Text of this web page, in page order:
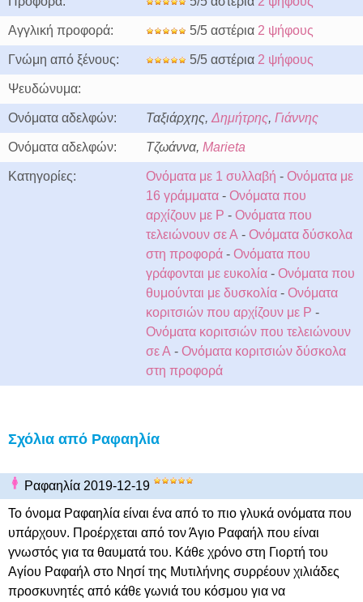
Αγγλική προφορά: 5/5 αστέρια 2 ψήφους
Γνώμη από ξένους: 5/5 αστέρια 2 ψήφους
Ψευδώνυμα:
Ονόματα αδελφών: Ταξιάρχης, Δημήτρης, Γιάννης
Ονόματα αδελφών: Τζωάννα, Marieta
Κατηγορίες: Ονόματα με 1 συλλαβή - Ονόματα με
16 γράμματα - Ονόματα που
αρχίζουν με Ρ - Ονόματα που
τελειώνουν σε Α - Ονόματα δύσκολα
στη προφορά - Ονόματα που
γράφονται με ευκολία - Ονόματα που
θυμούνται με δυσκολία - Ονόματα
κοριτσιών που αρχίζουν με Ρ -
Ονόματα κοριτσιών που τελειώνουν
σε Α - Ονόματα κοριτσιών δύσκολα
στη προφορά
Σχόλια από Ραφαηλία
Ραφαηλία 2019-12-19
Το όνομα Ραφαηλία είναι ένα από το πιο γλυκά ονόματα που
υπάρχουν. Προέρχεται από τον Άγιο Ραφαήλ που είναι
γνωστός για τα θαυματά του. Κάθε χρόνο στη Γιορτή του
Αγίου Ραφαήλ στο Νησί της Μυτιλήνης συρρέουν χιλιάδες
προσκυνητές από κάθε γωνιά του κόσμου για να